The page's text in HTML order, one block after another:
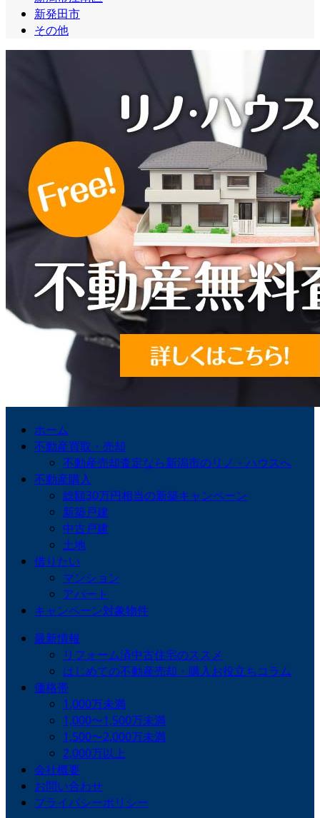
新発田市
その他
ホーム
不動産買取・売却
不動産売却査定なら新潟市のリノ・ハウスへ
不動産購入
総額30万円相当の新築キャンペーン
新築戸建
中古戸建
土地
借りたい
マンション
アパート
キャンペーン対象物件
最新情報
リフォーム済中古住宅のススメ
はじめての不動産売却・購入お役立ちコラム
価格帯
1,000万未満
1,000〜1,500万未満
1,500〜2,000万未満
2,000万以上
会社概要
お問い合わせ
プライバシーポリシー